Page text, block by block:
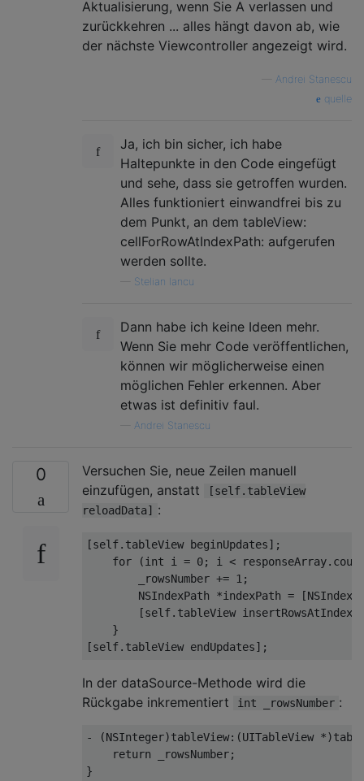
Aktualisierung, wenn Sie A verlassen und
zurückkehren ... alles hängt davon ab, wie
der nächste Viewcontroller angezeigt wird.
Andrei Stanescu
quelle
Ja, ich bin sicher, ich habe
Haltepunkte in den Code eingefügt
und sehe, dass sie getroffen wurden.
Alles funktioniert einwandfrei bis zu
dem Punkt, an dem tableView:
cellForRowAtIndexPath: aufgerufen
werden sollte.
Stelian Iancu
Dann habe ich keine Ideen mehr.
Wenn Sie mehr Code veröffentlichen,
können wir möglicherweise einen
möglichen Fehler erkennen. Aber
etwas ist definitiv faul.
Andrei Stanescu
0
Versuchen Sie, neue Zeilen manuell
einzufügen, anstatt
[self.tableView
reloadData] :
[self.tableView beginUpdates];
for (int i = 0; i <
        _rowsNumber +=
1 ;
NSIndexPath *indexPath = [
        [
self.tableView
    }
[self
In der dataSource-Methode wird die
Rückgabe inkrementiert
int _rowsNumber :
- (NSInteger)tableView:(UITableView
return _rowsNumber;